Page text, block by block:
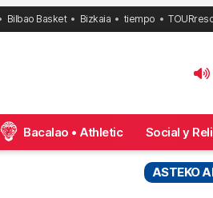
Bilbao Basket Bizkaia tiempo
Bacalao • Athletic Social y
ASTEKO